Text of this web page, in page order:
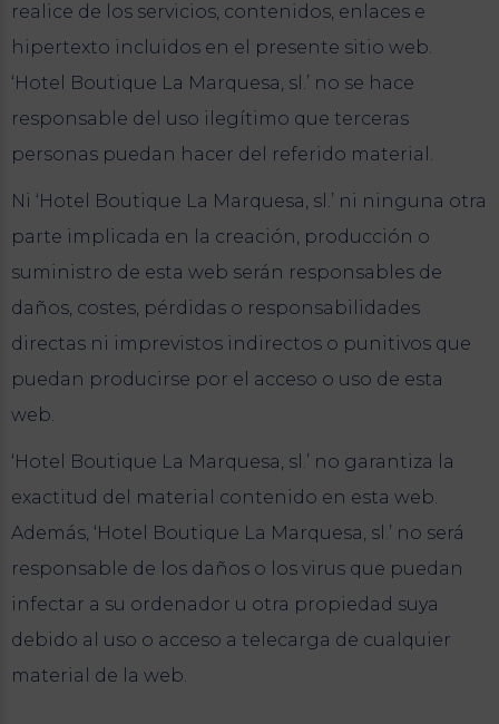
realice de los servicios, contenidos, enlaces e
hipertexto incluidos en el presente sitio web.
‘Hotel Boutique La Marquesa, sl.’ no se hace
responsable del uso ilegítimo que terceras
personas puedan hacer del referido material.
Ni ‘Hotel Boutique La Marquesa, sl.’ ni ninguna otra
parte implicada en la creación, producción o
suministro de esta web serán responsables de
daños, costes, pérdidas o responsabilidades
directas ni imprevistos indirectos o punitivos que
puedan producirse por el acceso o uso de esta
web.
‘Hotel Boutique La Marquesa, sl.’ no garantiza la
exactitud del material contenido en esta web.
Además, ‘Hotel Boutique La Marquesa, sl.’ no será
responsable de los daños o los virus que puedan
infectar a su ordenador u otra propiedad suya
debido al uso o acceso a telecarga de cualquier
material de la web.